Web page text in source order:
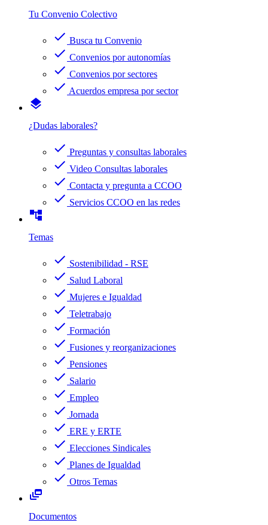
Tu Convenio Colectivo
check Busca tu Convenio
check Convenios por autonomías
check Convenios por sectores
check Acuerdos empresa por sector
layers
¿Dudas laborales?
check Preguntas y consultas laborales
check Video Consultas laborales
check Contacta y pregunta a CCOO
check Servicios CCOO en las redes
account_tree
Temas
check Sostenibilidad - RSE
check Salud Laboral
check Mujeres e Igualdad
check Teletrabajo
check Formación
check Fusiones y reorganizaciones
check Pensiones
check Salario
check Empleo
check Jornada
check ERE y ERTE
check Elecciones Sindicales
check Planes de Igualdad
check Otros Temas
dynamic_feed
Documentos